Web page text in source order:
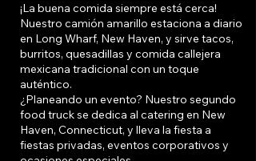
¡La buena comida siempre está cerca!
Nuestro camión amarillo estaciona a diario
en Long Wharf, New Haven, y sirve tacos,
burritos, quesadillas y comida callejera
mexicana tradicional con un toque
auténtico.
¿Planeando un evento? Nuestro segundo
food truck se dedica al catering en New
Haven, Connecticut, y lleva la fiesta a
fiestas privadas, eventos corporativos y